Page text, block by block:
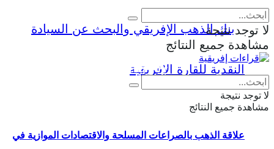
علاقة الذهب بالصراعات المسلحة والاقتصادات الموازية في
لا توجد نتيجة
مشاهدة جميع النتائج
Eng Fr
لا توجد نتيجة
مشاهدة جميع النتائج